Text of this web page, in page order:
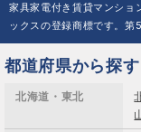
家具家電付き賃貸マンショ
ックスの登録商標です。
都道府県から探す
北海道・東北